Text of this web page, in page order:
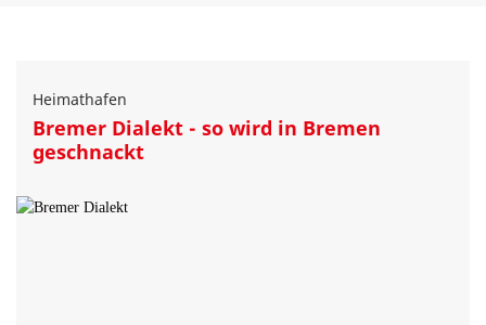
Heimathafen
Bremer Dialekt - so wird in Bremen
geschnackt